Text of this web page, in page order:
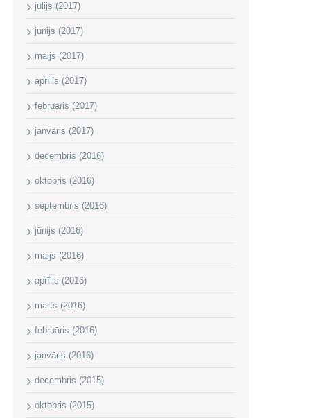
jūlijs (2017)
jūnijs (2017)
maijs (2017)
aprīlis (2017)
februāris (2017)
janvāris (2017)
decembris (2016)
oktobris (2016)
septembris (2016)
jūnijs (2016)
maijs (2016)
aprīlis (2016)
marts (2016)
februāris (2016)
janvāris (2016)
decembris (2015)
oktobris (2015)